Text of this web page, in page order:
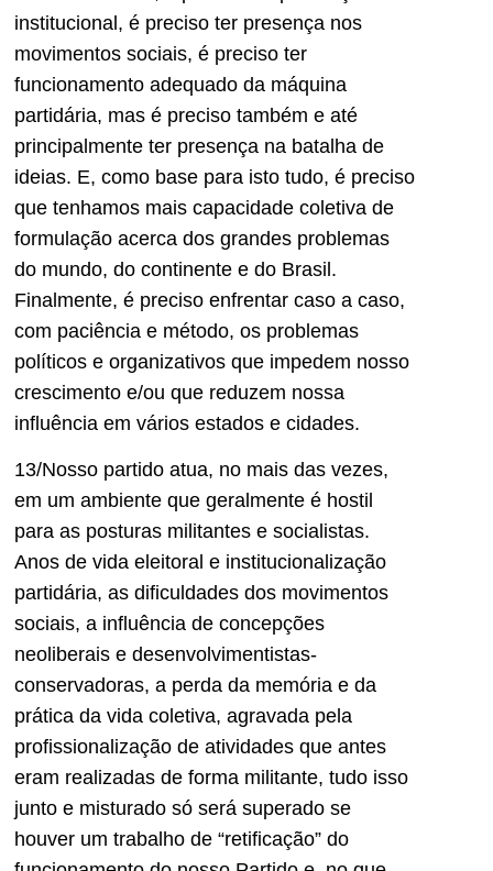
institucional, é preciso ter presença nos
movimentos sociais, é preciso ter
funcionamento adequado da máquina
partidária, mas é preciso também e até
principalmente ter presença na batalha de
ideias. E, como base para isto tudo, é preciso
que tenhamos mais capacidade coletiva de
formulação acerca dos grandes problemas
do mundo, do continente e do Brasil.
Finalmente, é preciso enfrentar caso a caso,
com paciência e método, os problemas
políticos e organizativos que impedem nosso
crescimento e/ou que reduzem nossa
influência em vários estados e cidades.
13/Nosso partido atua, no mais das vezes,
em um ambiente que geralmente é hostil
para as posturas militantes e socialistas.
Anos de vida eleitoral e institucionalização
partidária, as dificuldades dos movimentos
sociais, a influência de concepções
neoliberais e desenvolvimentistas-
conservadoras, a perda da memória e da
prática da vida coletiva, agravada pela
profissionalização de atividades que antes
eram realizadas de forma militante, tudo isso
junto e misturado só será superado se
houver um trabalho de “retificação” do